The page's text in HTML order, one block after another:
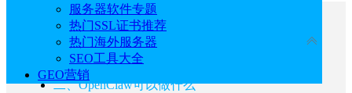
服务器软件专题
热门SSL证书推荐
热门海外服务器
SEO工具大全
GEO营销
文章目录
一、OpenClaw是如何工作的
二、OpenClaw可以做什么